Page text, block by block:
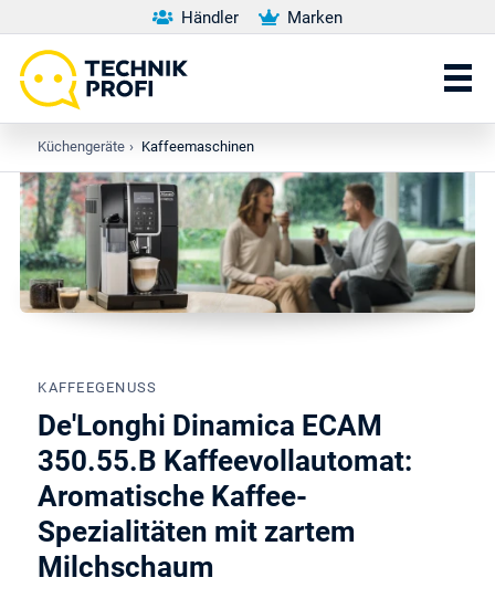
Händler Marken
Küchengeräte › Kaffeemaschinen
KAFFEEGENUSS
De'Longhi Dinamica ECAM
350.55.B Kaffeevollautomat:
Aromatische Kaffee-
Spezialitäten mit zartem
Milchschaum